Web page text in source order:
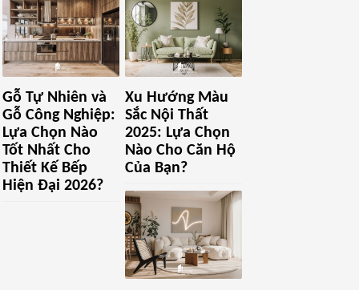
Gỗ Tự Nhiên và
Gỗ Công Nghiệp:
Lựa Chọn Nào
Tốt Nhất Cho
Thiết Kế Bếp
Hiện Đại 2026?
Xu Hướng Màu
Sắc Nội Thất
2025: Lựa Chọn
Nào Cho Căn Hộ
Của Bạn?